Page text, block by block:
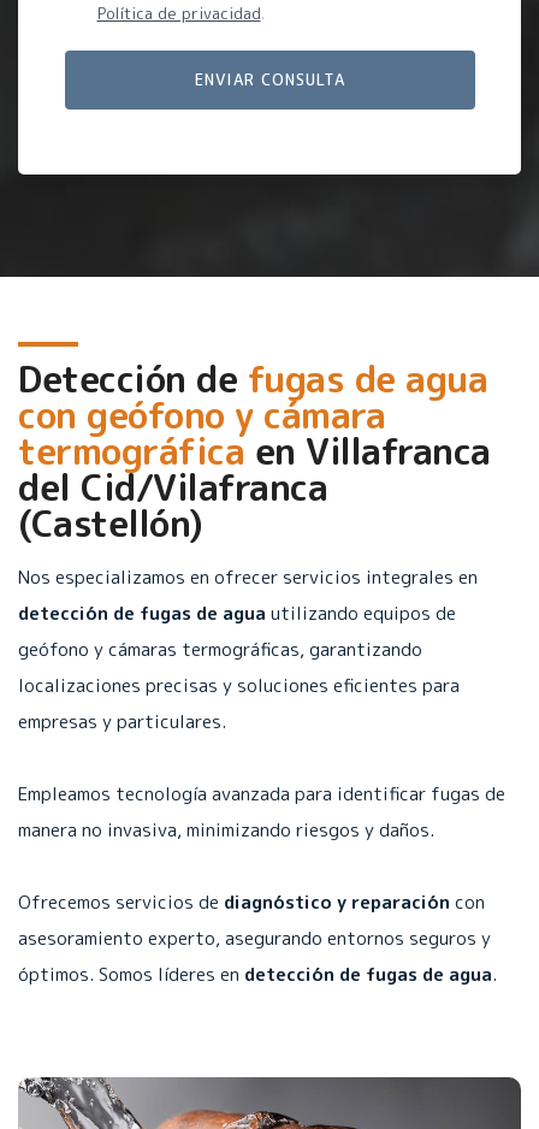
Política de privacidad.
Detección de fugas de agua
con geófono y cámara
termográficaen Villafranca
del Cid/Vilafranca
(Castellón)
Nos especializamos en ofrecer servicios integrales en
detección de fugas de agua utilizando equipos de
geófono y cámaras termográficas, garantizando
localizaciones precisas y soluciones eficientes para
empresas y particulares.
Empleamos tecnología avanzada para identificar fugas de
manera no invasiva, minimizando riesgos y daños.
Ofrecemos servicios de diagnóstico y reparación con
asesoramiento experto, asegurando entornos seguros y
óptimos. Somos líderes en detección de fugas de agua.